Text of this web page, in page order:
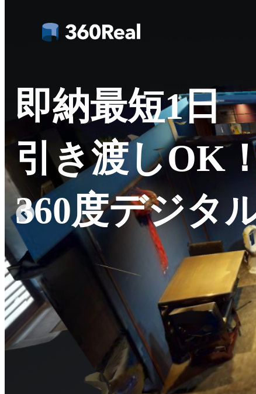
即納最短1日
引き渡しOK
360度デジタ